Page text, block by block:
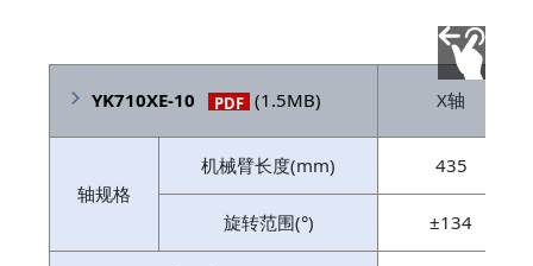
YK710XE-10 PDF (1.5MB) X轴
轴规格
机械臂长度(mm) 435
旋转范围(°) ±134